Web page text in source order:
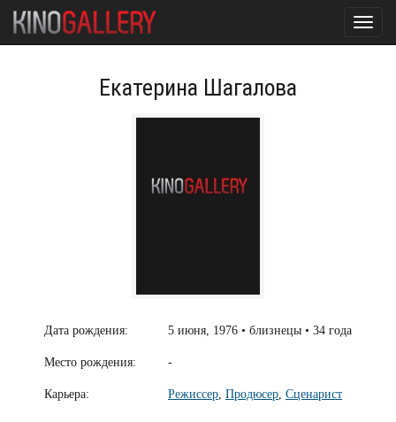
Екатерина Шагалова
Дата рождения: 5 июня, 1976 • близнецы • 34 года
Место рождения: -
Карьера: Режиссер Продюсер Сценарист